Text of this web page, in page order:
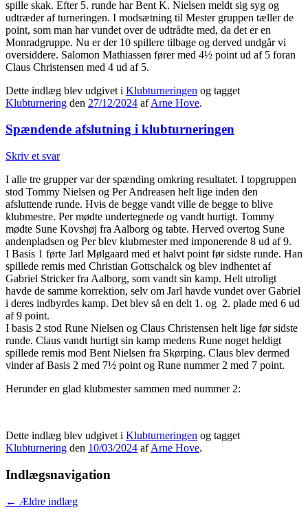
spille skak. Efter 5. runde har Bent K. Nielsen meldt sig syg og
udtræder af turneringen. I modsætning til Mester gruppen tæller de
point, som man har vundet over de udtrådte med, da det er en
Monradgruppe. Nu er der 10 spillere tilbage og derved undgår vi
oversiddere. Salomon Mathiassen fører med 4½ point ud af 5 foran
Claus Christensen med 4 ud af 5.
Dette indlæg blev udgivet i Klubturneringen og tagget
Klubturnering den 27/12/2024 afArne Hove.
Spændende afslutning i klubturneringen
Skriv et svar
I alle tre grupper var der spænding omkring resultatet. I topgruppen
stod Tommy Nielsen og Per Andreasen helt lige inden den
afsluttende runde. Hvis de begge vandt ville de begge to blive
klubmestre. Per mødte undertegnede og vandt hurtigt. Tommy
mødte Sune Kovshøj fra Aalborg og tabte. Herved overtog Sune
andenpladsen og Per blev klubmester med imponerende 8 ud af 9.
I Basis 1 førte Jarl Mølgaard med et halvt point før sidste runde. Han
spillede remis med Christian Gottschalck og blev indhentet af
Gabriel Stricker fra Aalborg, som vandt sin kamp. Helt utroligt
havde de samme korrektion, selv om Jarl havde vundet over Gabriel
i deres indbyrdes kamp. Det blev så en delt 1. og 2. plade med 6 ud
af 9 point.
I basis 2 stod Rune Nielsen og Claus Christensen helt lige før sidste
runde. Claus vandt hurtigt sin kamp medens Rune noget heldigt
spillede remis mod Bent Nielsen fra Skørping. Claus blev dermed
vinder af Basis 2 med 7½ point og Rune nummer 2 med 7 point.
Herunder en glad klubmester sammen med nummer 2:
Dette indlæg blev udgivet i Klubturneringen og tagget
Klubturnering den 10/03/2024 afArne Hove.
Indlægsnavigation
← Ældre indlæg